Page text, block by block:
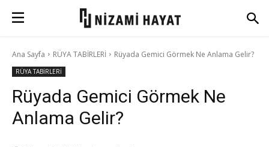
Ana Sayfa RÜYA TABİRLERİ Rüyada Gemici Görmek Ne Anlama Gelir?
RÜYA TABİRLERİ
Rüyada Gemici Görmek Ne
Anlama Gelir?